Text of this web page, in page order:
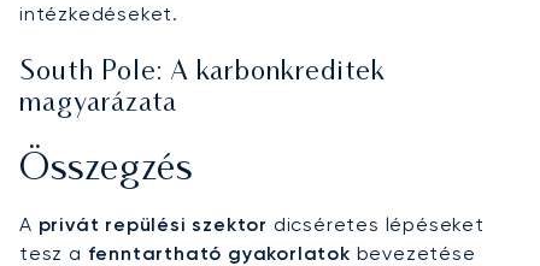
intézkedéseket.
South Pole: A karbonkreditek
magyarázata
Összegzés
A privát repülési szektor dicséretes lépéseket
tesz a fenntartható gyakorlatok bevezetése